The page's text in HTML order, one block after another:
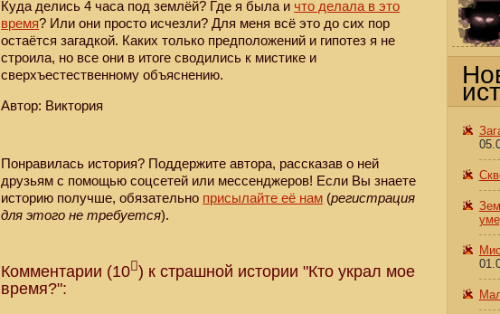
Куда делись 4 часа под землёй? Где я была и что делала в это
время? Или они просто исчезли? Для меня всё это до сих пор
остаётся загадкой. Каких только предположений и гипотез я не
строила, но все они в итоге сводились к мистике и
сверхъестественному объяснению.
Автор: Виктория
Понравилась история? Поддержите автора, рассказав о ней
друзьям с помощью соцсетей или мессенджеров! Если Вы знаете
историю получше, обязательно присылайте её нам (регистрация
для этого не требуется).
Комментарии (10 ) к страшной истории "Кто украл мое
время?":